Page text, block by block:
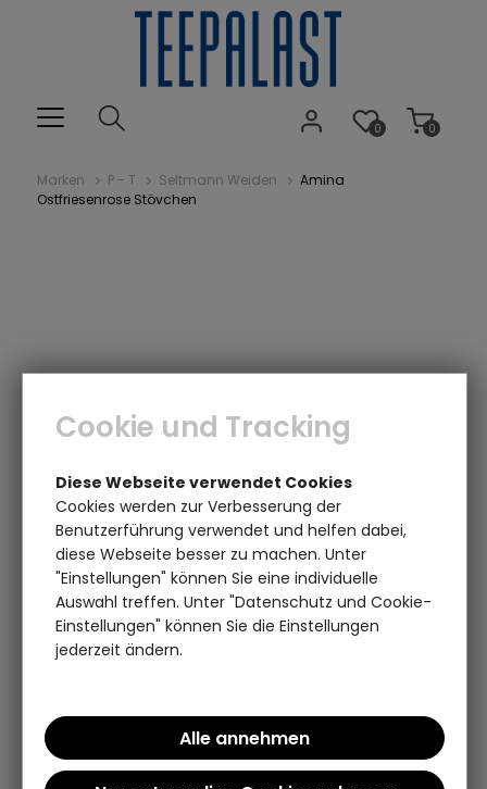
0
0
Marken P - T Seltmann Weiden
Amina
Ostfriesenrose Stövchen
Cookie und Tracking
Diese Webseite verwendet Cookies
Cookies werden zur Verbesserung der
Benutzerführung verwendet und helfen dabei,
diese Webseite besser zu machen. Unter
"Einstellungen" können Sie eine individuelle
Auswahl treffen. Unter "Datenschutz und Cookie-
Einstellungen" können Sie die Einstellungen
jederzeit ändern.